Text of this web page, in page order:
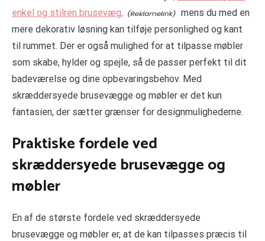
enkel og stilren brusevæg,
mens du med en
mere dekorativ løsning kan tilføje personlighed og kant
til rummet. Der er også mulighed for at tilpasse møbler
som skabe, hylder og spejle, så de passer perfekt til dit
badeværelse og dine opbevaringsbehov. Med
skræddersyede brusevægge og møbler er det kun
fantasien, der sætter grænser for designmulighederne.
Praktiske fordele ved
skræddersyede brusevægge og
møbler
En af de største fordele ved skræddersyede
brusevægge og møbler er, at de kan tilpasses præcis til